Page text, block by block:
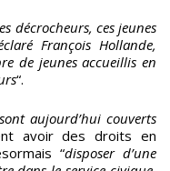
décrocheurs, ces jeunes
François Hollande,
de jeunes accueillis en
“.
sont aujourd’hui couverts
avoir des droits en
“disposer d’une